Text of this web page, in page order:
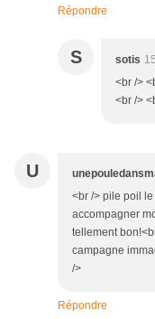
Répondre
S sotis
<br />
<br />
U
<br /> pile poil
accompagner
tellement
campagne
/>
Répondre